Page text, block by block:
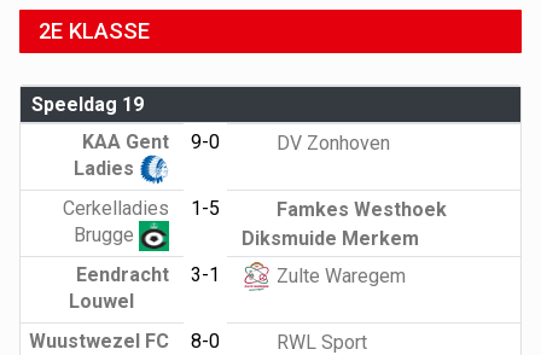
2E KLASSE
Speeldag 19
KAA Gent
Ladies
9-0 DV Zonhoven
Cerkelladies
Brugge
1-5
Famkes Westhoek
Diksmuide Merkem
Eendracht
Louwel
3-1 Zulte Waregem
Wuustwezel FC 8-0 RWL Sport